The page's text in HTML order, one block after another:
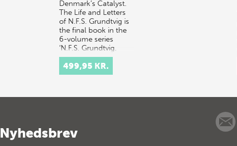
Denmark’s Catalyst.
The Life and Letters
of N.F.S. Grundtvig is
the final book in the
6-volume series
‘N.F.S. Grundtvig.
Works in English’,
Published…
499,95 KR.
Nyhedsbrev